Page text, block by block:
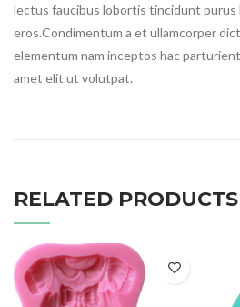
lectus faucibus lobortis tincidunt purus
eros.Condimentum a et ullamcorper
elementum nam inceptos hac
amet elit ut volutpat.
RELATED PRODUCTS